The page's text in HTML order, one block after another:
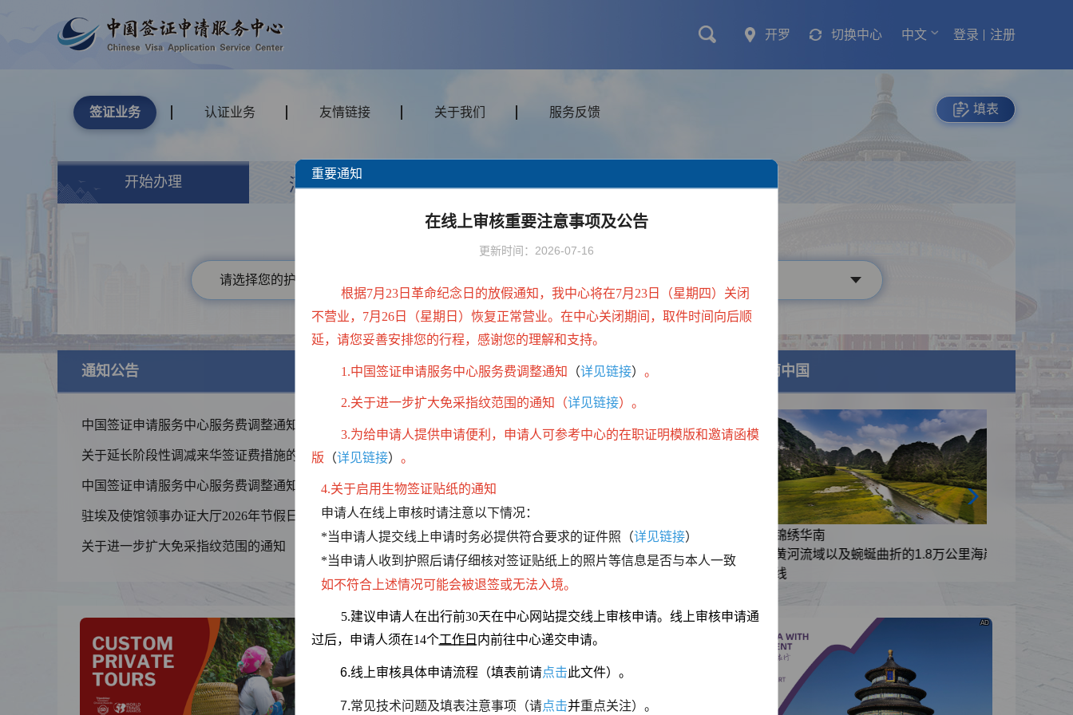
开罗 切换中心 中文 登录 注册
签证业务 认证业务 友情链接 关于我们 服务反馈 填表
开始办理 酒店 交通 门票/体验 私人定制旅行
请选择您的护照类型
通知公告 查看更多
中国签证申请服务中心服务费调整通知 2026-07-01
关于延长阶段性调减来华签证费措施的通知 2026-01-01
中国签证申请服务中心服务费调整通知 2025-12-31
驻埃及使馆领事办证大厅2026年节假日安排 2025-12-30
关于进一步扩大免采指纹范围的通知 2025-12-22
签证信息
签证类型及材料清单
资料下载
常见问题
美丽中国
锦绣华南
黄河流域以及蜿蜒曲折的1.8万公里海岸
锦绣华南
黄河流域以及蜿蜒曲折的1.8万公里海岸
锦绣华南
黄河流域以及蜿蜒曲折的1.8万公里海岸
AD AD AD
重要通知
在线上审核重要注意事项及公告
更新时间：2026-07-16
根据7月23日革命纪念日的放假通知，我中心将在7月23日（星期四）关闭
不营业，7月26日（星期日）恢复正常营业。在中心关闭期间，取件时间向后顺
延，请您妥善安排您的行程，感谢您的理解和支持。
1.中国签证申请服务中心服务费调整通知 （详见链接） 。
2.关于进一步扩大免采指纹范围的通知 （详见链接）。
3. 为给申请人提供申请便利，申请人可参考中心的在职证明模版和邀请函模
版 （详见链接） 。
4.关于启用生物签证贴纸的通知
申请人在线上审核时请注意以下情况：
*当申请人提交线上申请时务必提供符合要求的证件照（详见链接）
*当申请人收到护照后请仔细核对签证贴纸上的照片等信息是否与本人一致
如不符合上述情况可能会被退签或无法入境。
5.建议申请人在出行前30天在中心网站提交线上审核申请。线上审核申请通
过后，申请人须在14个工作日 内前往中心递交申请。
6.线上审核具体申请流程（填表前请点击此文件）。
7.常见技术问题及填表注意事项（请点击并重点关注）。